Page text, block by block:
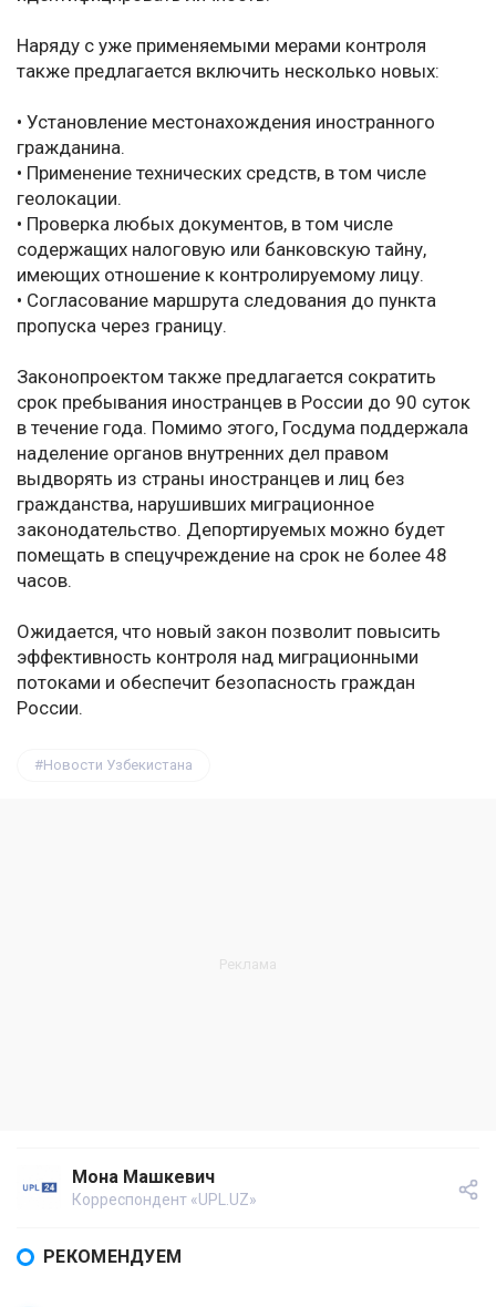
Наряду с уже применяемыми мерами контроля
также предлагается включить несколько новых:
• Установление местонахождения иностранного
гражданина.
• Применение технических средств, в том числе
геолокации.
• Проверка любых документов, в том числе
содержащих налоговую или банковскую тайну,
имеющих отношение к контролируемому лицу.
• Согласование маршрута следования до пункта
пропуска через границу.
Законопроектом также предлагается сократить
срок пребывания иностранцев в России до 90 суток
в течение года. Помимо этого, Госдума поддержала
наделение органов внутренних дел правом
выдворять из страны иностранцев и лиц без
гражданства, нарушивших миграционное
законодательство. Депортируемых можно будет
помещать в спецучреждение на срок не более 48
часов.
Ожидается, что новый закон позволит повысить
эффективность контроля над миграционными
потоками и обеспечит безопасность граждан
России.
Новости Узбекистана
Мона Машкевич
Корреспондент «UPL.UZ»
РЕКОМЕНДУЕМ